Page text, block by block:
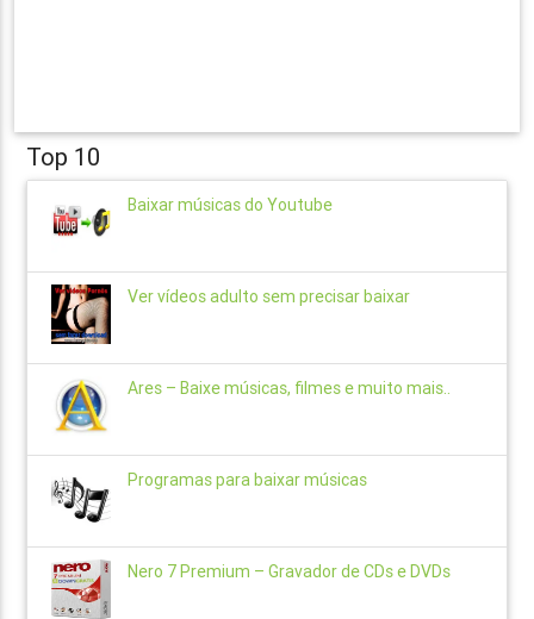
Top 10
Baixar músicas do Youtube
Ver vídeos adulto sem precisar baixar
Ares – Baixe músicas, filmes e muito mais..
Programas para baixar músicas
Nero 7 Premium – Gravador de CDs e DVDs